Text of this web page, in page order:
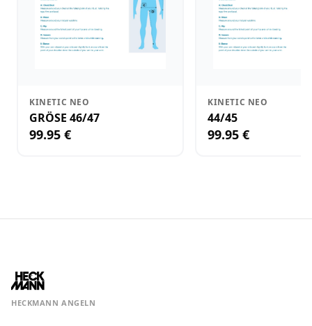
KINETIC NEO
GRÖSE 46/47
99.95 €
KINETIC NEO
44/45
99.95 €
HECKMANN ANGELN